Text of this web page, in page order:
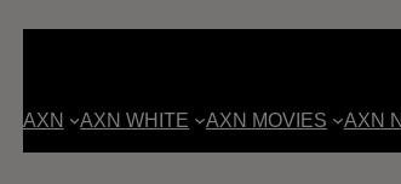
AXN AXN WHITE AXN MOVIES AXN